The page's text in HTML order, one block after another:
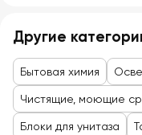
Другие
Бытовая химия
Чистящие, моющие
Блоки для унитаза